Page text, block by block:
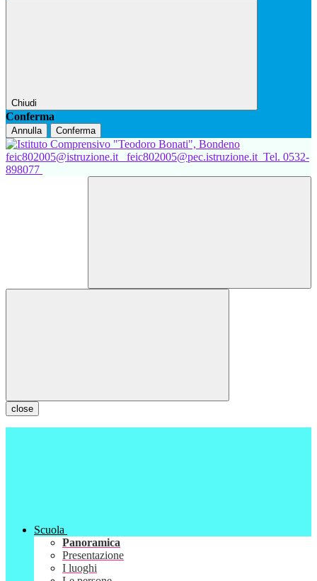
Chiudi
Conferma
Annulla Conferma
feic802005@istruzione.it feic802005@pec.istruzione.it Tel. 0532-
898077
close
Scuola
Panoramica
Presentazione
I luoghi